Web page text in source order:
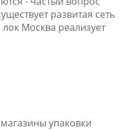
развитая сеть
Москва реализует
упаковки